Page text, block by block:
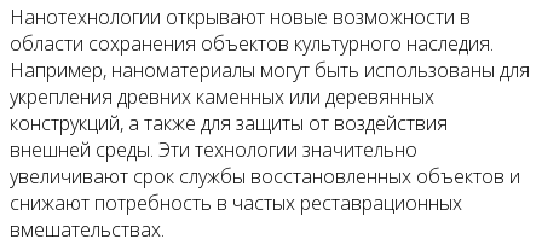
Нанотехнологии открывают новые возможности в
области сохранения объектов культурного наследия.
Например, наноматериалы могут быть использованы для
укрепления древних каменных или деревянных
конструкций, а также для защиты от воздействия
внешней среды. Эти технологии значительно
увеличивают срок службы восстановленных объектов и
снижают потребность в частых реставрационных
вмешательствах.